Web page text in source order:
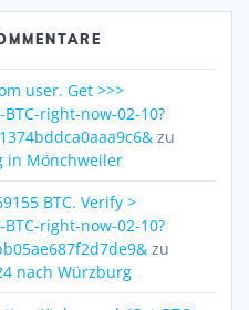
user. Get >>>
right-now-02-10?
zu
in Mönchweiler
BTC. Verify >
right-now-02-10?
zu
nach Würzburg